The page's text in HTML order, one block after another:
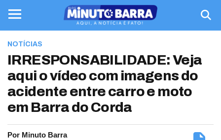
NOTÍCIAS
IRRESPONSABILIDADE: Veja
aqui o vídeo com imagens do
acidente entre carro e moto
em Barra do Corda
Por Minuto Barra